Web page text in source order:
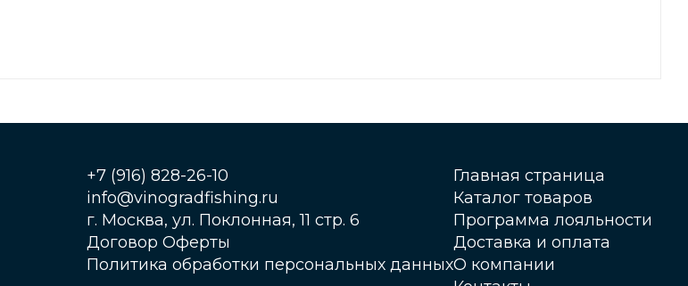
+7 (916) 828-26-10
info@vinogradfishing.ru
г. Москва, ул. Поклонная, 11 стр. 6
Договор Оферты
Политика обработки персональных данных
Главная страница
Каталог товаров
Программа лояльности
Доставка и оплата
О компании